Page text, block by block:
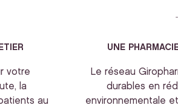
votre
la
au
UNE
Le réseau
durables en
environnementale